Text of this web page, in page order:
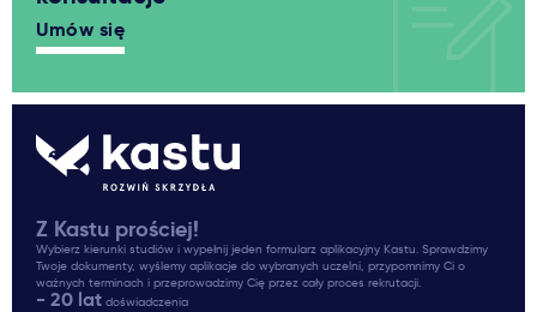
Umów się
Z Kastu prościej!
Wybierz kierunki studiów i wypełnij jeden formularz aplikacyjny Kastu. Sprawdzimy
Twoje dokumenty, wyślemy aplikacje do wybranych uczelni, przypomnimy Ci o
ważnych terminach i przeprowadzimy Cię przez cały proces rekrutacji.
- 20 lat doświadczenia